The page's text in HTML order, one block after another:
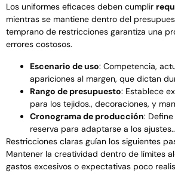
Los uniformes eficaces deben cumplir
mientras se mantiene dentro del
temprano de restricciones garantiza una
errores costosos.
Escenario de uso: Competencia,
apariciones al margen, que dictan
Rango de presupuesto: Establece
para los tejidos., decoraciones, y
Cronograma de producción:
reserva para adaptarse a los ajustes..
Restricciones claras guían los siguientes
Mantener la creatividad dentro de límites
gastos excesivos o expectativas poco